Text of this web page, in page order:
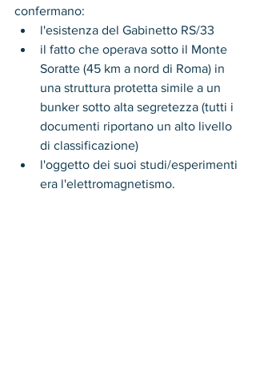
confermano:
l'esistenza del Gabinetto RS/33
il fatto che operava sotto il Monte
Soratte (45 km a nord di Roma) in
una struttura protetta simile a un
bunker sotto alta segretezza (tutti i
documenti riportano un alto livello
di classificazione)
l'oggetto dei suoi studi/esperimenti
era l'elettromagnetismo.